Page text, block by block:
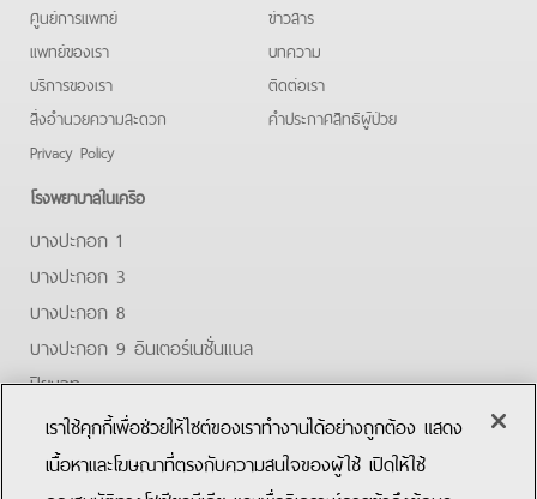
ศูนย์การแพทย์
แพทย์ของเรา
บริการของเรา
สิ่งอำนวยความสะดวก
Privacy Policy
ข่าวสาร
บทความ
ติดต่อเรา
คําประกาศสิทธิผู้ป่วย
โรงพยาบาลในเครือ
บางปะกอก 1
บางปะกอก 3
บางปะกอก 8
บางปะกอก 9 อินเตอร์เนชั่นแนล
ปิยะเวท
บางปะกอก-รังสิต 2
บางปะกอกสมุทรปราการ
เราใช้คุกกี้เพื่อช่วยให้ไซต์ของเราทำงานได้อย่างถูกต้อง แสดง
เนื้อหาและโฆษณาที่ตรงกับความสนใจของผู้ใช้ เปิดให้ใช้